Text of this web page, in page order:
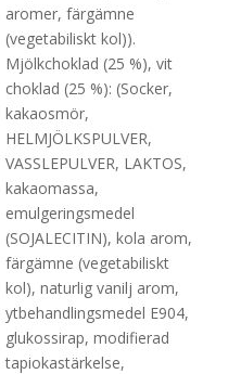
aromer, färgämne
(vegetabiliskt kol)).
Mjölkchoklad (25 %), vit
choklad (25 %): (Socker,
kakaosmör,
HELMJÖLKSPULVER,
VASSLEPULVER, LAKTOS,
kakaomassa,
emulgeringsmedel
(SOJALECITIN), kola arom,
färgämne (vegetabiliskt
kol), naturlig vanilj arom,
ytbehandlingsmedel E904,
glukossirap, modifierad
tapiokastärkelse,